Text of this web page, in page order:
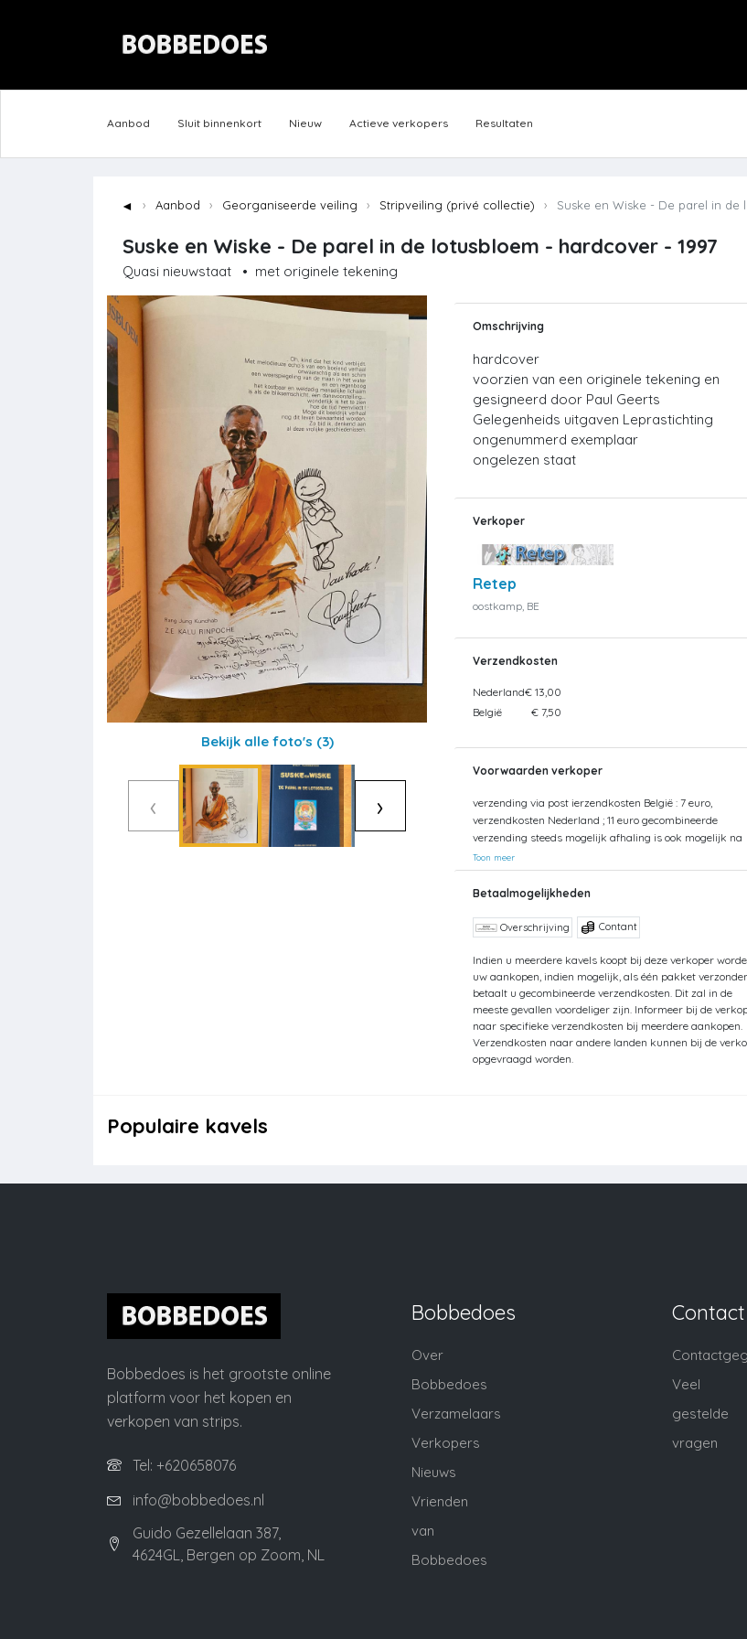
Aanbod Sluit binnenkort Nieuw Actieve verkopers Resultaten
◄ Aanbod Georganiseerde veiling Stripveiling (privé collectie) Suske en Wiske - De parel in
Suske en Wiske - De parel in de lotusbloem - hardcover - 1997
Quasi nieuwstaat • met originele tekening
Bekijk alle foto's (3)
‹ ›
Omschrijving
hardcover
voorzien van een originele tekening en
gesigneerd door Paul Geerts
Gelegenheids uitgaven Leprastichting
ongenummerd exemplaar
ongelezen staat
Verkoper
Retep
oostkamp, BE
Verzendkosten
Nederland€ 13,00
België
€ 7,50
Voorwaarden verkoper
verzending via post ierzendkosten België : 7 euro,
verzendkosten Nederland ; 11 euro gecombineerde
verzending steeds mogelijk afhaling is ook mogelijk na
afspraak
Toon meer
Betaalmogelijkheden
Overschrijving Contant
Indien u meerdere kavels koopt bij deze verkoper
uw aankopen, indien mogelijk, als één pakket
betaalt u gecombineerde verzendkosten. Dit zal in de
meeste gevallen voordeliger zijn. Informeer bij de
naar specifieke verzendkosten bij meerdere aankopen.
Verzendkosten naar andere landen kunnen bij de
opgevraagd worden.
Populaire kavels
Bobbedoes is het grootste online
platform voor het kopen en
verkopen van strips.
Tel: +620658076
info@bobbedoes.nl
Guido Gezellelaan 387,
4624GL, Bergen op Zoom, NL
Bobbedoes
Over
Bobbedoes
Verzamelaars
Verkopers
Nieuws
Vrienden
van
Bobbedoes
Contact
Veel
gestelde
vragen